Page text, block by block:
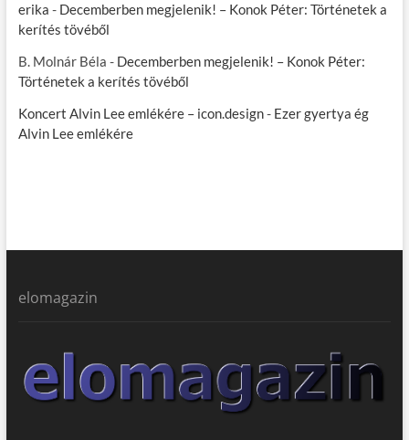
erika - Decemberben megjelenik! – Konok Péter: Történetek a
kerítés tövéből
B. Molnár Béla - Decemberben megjelenik! – Konok Péter:
Történetek a kerítés tövéből
Koncert Alvin Lee emlékére – icon.design- Ezer gyertya ég
Alvin Lee emlékére
elomagazin